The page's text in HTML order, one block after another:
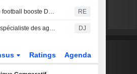
La Coupe du monde de football booste Deutsche Telekom - Le rachat d'actions s'intensifie RE
Orange investit dans le spécialiste des agents IA autonomes HappyRobot DJ
Ratings Agenda